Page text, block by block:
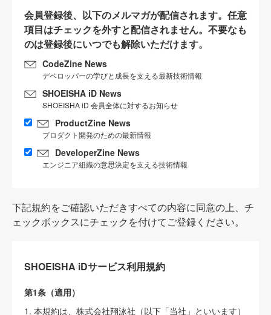
会員登録後、以下のメルマガが配信されます。任意
項目はチェックを外すと配信されません。不要なも
のは登録後にいつでも解除いただけます。
CodeZine News
デベロッパーの学びと成長を支える最新技術情報
SHOEISHA iD News
SHOEISHA iD 会員全体に対するお知らせ
ProductZine News
プロダクト開発のための最新情報
DeveloperZine News
エンジニア組織の意思決定を支える技術情報
下記規約をご確認いただきすべての内容に同意の上、チ
ェックボックスにチェックを付けてご登録ください。
SHOEISHA iDサービス利用規約
第1条（適用）
1. 本規約は、株式会社翔泳社（以下「当社」といいます）